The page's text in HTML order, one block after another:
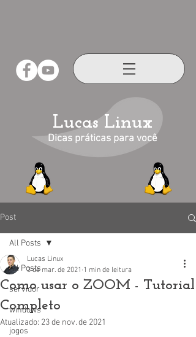
Lucas Linux
Dicas práticas para você
Post
All Posts
servidor
windows
jogos
All Posts
Como usar o ZOOM - Tutorial
Completo
Lucas Linux
3 de mar. de 2021 1 min de leitura
Atualizado: 23 de nov. de 2021